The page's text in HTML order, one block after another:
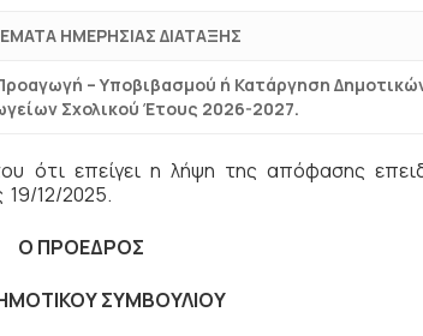
ΗΜΕΡΗΣΙΑΣ ΔΙΑΤΑΞΗΣ
– Υποβιβασμού ή Κατάργηση
Σχολικού Έτους 2026-2027.
ότι επείγει η λήψη της απόφασης
19/12/2025.
Ο ΠΡΟΕΔΡΟΣ
ΣΥΜΒΟΥΛΙΟΥ